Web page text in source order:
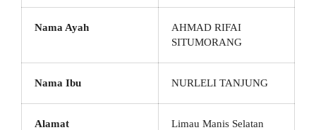
Nama Ayah
AHMAD RIFAI
SITUMORANG
Nama Ibu NURLELI TANJUNG
Alamat Limau Manis Selatan